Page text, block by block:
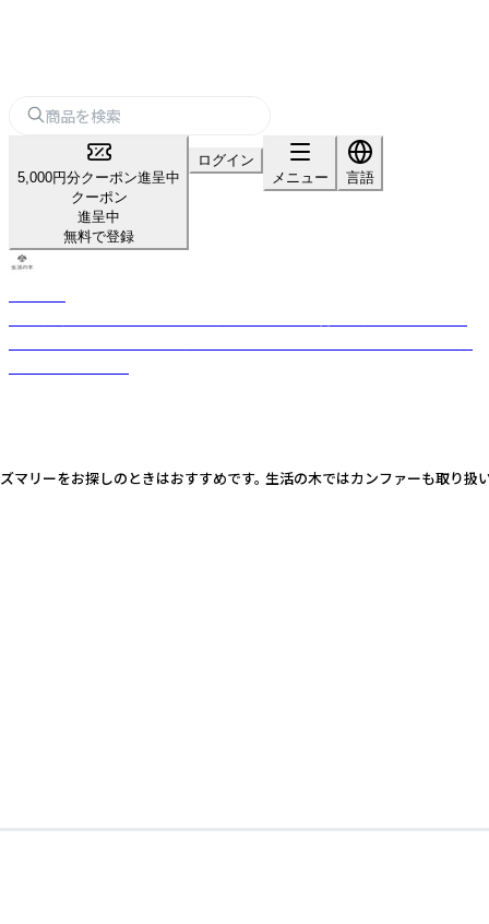
5,000円分クーポン進呈中
クーポン
進呈中
無料で登録
ログイン
メニュー
言語
リーをお探しのときはおすすめです。 生活の木ではカンファーも取り